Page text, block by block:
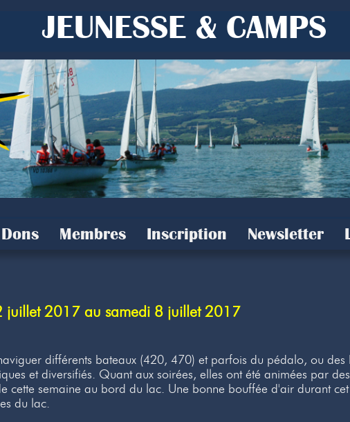
JEUNESSE & CAMPS
Dons Membres Inscription Newsletter
juillet 2017 au samedi 8 juillet 2017
différents bateaux (420, 470) et parfois du pédalo, ou des
et diversifiés. Quant aux soirées, elles ont été animées par
cette semaine au bord du lac. Une bonne bouffée d'air durant
du lac.